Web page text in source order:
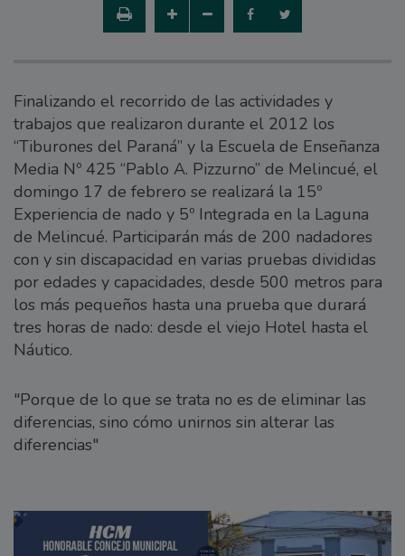
Finalizando el recorrido de las actividades y
trabajos que realizaron durante el 2012 los
“Tiburones del Paraná” y la Escuela de Enseñanza
Media Nº 425 “Pablo A. Pizzurno” de Melincué, el
domingo 17 de febrero se realizará la 15º
Experiencia de nado y 5º Integrada en la Laguna
de Melincué. Participarán más de 200 nadadores
con y sin discapacidad en varias pruebas divididas
por edades y capacidades, desde 500 metros para
los más pequeños hasta una prueba que durará
tres horas de nado: desde el viejo Hotel hasta el
Náutico.
"Porque de lo que se trata no es de eliminar las
diferencias, sino cómo unirnos sin alterar las
diferencias"